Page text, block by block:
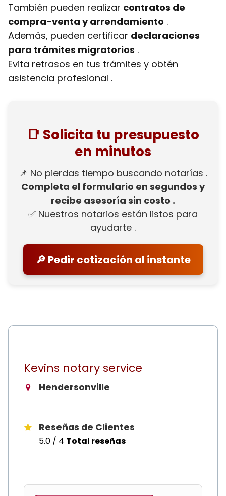
También pueden realizar contratos de
compra-venta y arrendamiento .
Además, pueden certificar declaraciones
para trámites migratorios .
Evita retrasos en tus trámites y obtén
asistencia profesional .
📑 Solicita tu presupuesto
en minutos
📌 No pierdas tiempo buscando notarías .
Completa el formulario en segundos y
recibe asesoría sin costo .
✅ Nuestros notarios están listos para
ayudarte .
🔎 Pedir cotización al instante
Kevins notary service
Hendersonville
Reseñas de Clientes
5.0 / 4 Total reseñas